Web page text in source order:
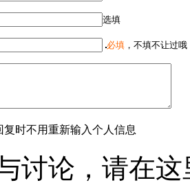
选填
必填 ，不填不让过
复时不用重新输入个人信息
讨论，请在这